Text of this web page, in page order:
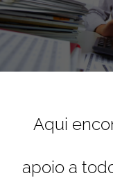
Aqui
apoio a